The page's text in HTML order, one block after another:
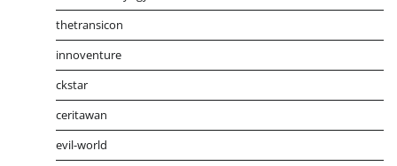
thetransicon
innoventure
ckstar
ceritawan
evil-world